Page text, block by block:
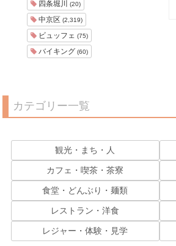
四条堀川 (20)
中京区 (2,319)
ビュッフェ (75)
バイキング (60)
カテゴリー一覧
観光・まち・人
カフェ・喫茶・茶寮
食堂・どんぶり・麺類
レストラン・洋食
レジャー・体験・見学